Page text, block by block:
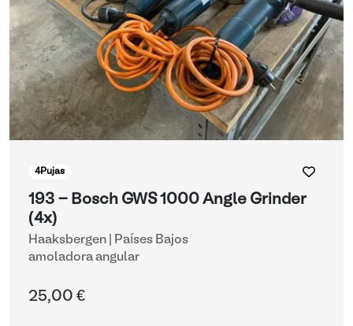
4Pujas
193 - Bosch GWS 1000 Angle Grinder
(4x)
Haaksbergen | Países Bajos
amoladora angular
25,00 €